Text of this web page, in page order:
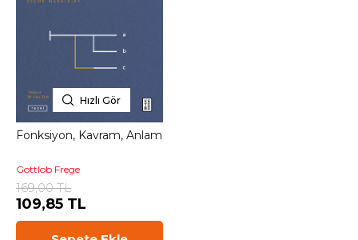
Hızlı Gör
Fonksiyon, Kavram, Anlam
Gottlob Frege
169,00 TL
109,85 TL